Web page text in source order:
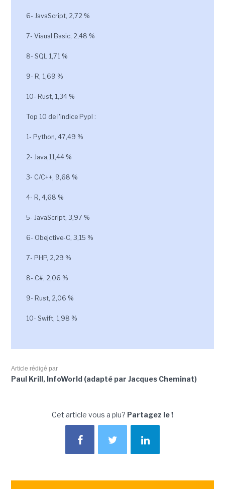
6- JavaScript, 2,72 %
7- Visual Basic, 2,48 %
8- SQL 1,71 %
9- R, 1,69 %
10- Rust, 1,34 %
Top 10 de l'indice Pypl :
1- Python, 47,49 %
2- Java,11,44 %
3- C/C++, 9,68 %
4- R, 4,68 %
5- JavaScript, 3,97 %
6- Obejctive-C, 3,15 %
7- PHP, 2,29 %
8- C#, 2,06 %
9- Rust, 2,06 %
10- Swift, 1,98 %
Article rédigé par
Paul Krill, InfoWorld (adapté par Jacques Cheminat)
Cet article vous a plu? Partagez le !